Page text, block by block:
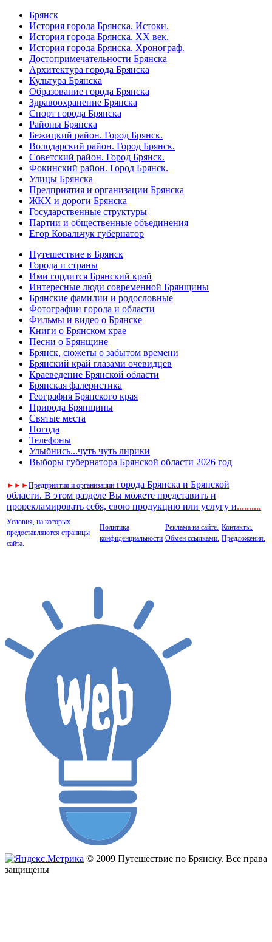
Брянск
История города Брянска. Истоки.
История города Брянска. XX век.
История города Брянска. Хронограф.
Достопримечательности Брянска
Архитектура города Брянска
Культура Брянска
Образование города Брянска
Здравоохранение Брянска
Спорт города Брянска
Районы Брянска
Бежицкий район. Город Брянск.
Володарский район. Город Брянск.
Советский район. Город Брянск.
Фокинский район. Город Брянск.
Улицы Брянска
Предприятия и организации Брянска
ЖКХ и дороги Брянска
Государственные структуры
Партии и общественные объединения
Егор Ковальчук губернатор
Путешествие в Брянск
Города и страны
Ими гордится Брянский край
Интересные люди современной Брянщины
Брянские фамилии и родословные
Фотографии города и области
Фильмы и видео о Брянске
Книги о Брянском крае
Песни о Брянщине
Брянск, сюжеты о забытом времени
Брянский край глазами очевидцев
Краеведение Брянской области
Брянская фалеристика
География Брянского края
Природа Брянщины
Святые места
Погода
Телефоны
Улыбнись...чуть чуть лирики
Выборы губернатора Брянской области 2026 год
► ► ►Предприятия и организации города Брянска и Брянской
области. В этом разделе Вы можете представить и
прорекламировать себя, свою продукцию или услугу и..........
Условия, на которых
предоставляются страницы
сайта.
Политика
конфиденциальности
Реклама на сайте.
Обмен ссылками.
Контакты.
Предложения.
© 2009 Путешествие по Брянску. Все права
защищены